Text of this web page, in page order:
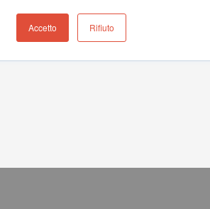
Accetto Rifiuto